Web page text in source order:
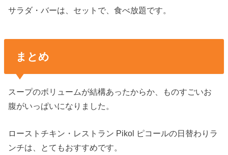
サラダ・バーは、セットで、食べ放題です。
まとめ
スープのボリュームが結構あったからか、ものすごいお
腹がいっぱいになりました。
ローストチキン・レストラン Pikol ピコールの日替わりラ
ンチは、とてもおすすめです。